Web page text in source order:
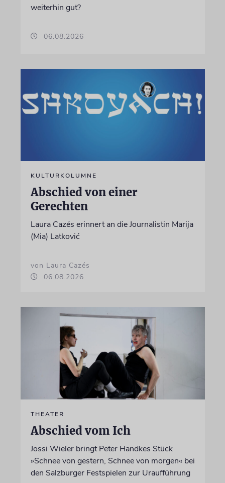
weiterhin gut?
06.08.2026
KULTURKOLUMNE
Abschied von einer
Gerechten
Laura Cazés erinnert an die Journalistin Marija
(Mia) Latković
von Laura Cazés
06.08.2026
THEATER
Abschied vom Ich
Jossi Wieler bringt Peter Handkes Stück
»Schnee von gestern, Schnee von morgen« bei
den Salzburger Festspielen zur Uraufführung